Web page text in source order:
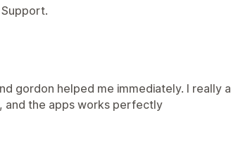
gordon helped me immediately. I really
and the apps works perfectly